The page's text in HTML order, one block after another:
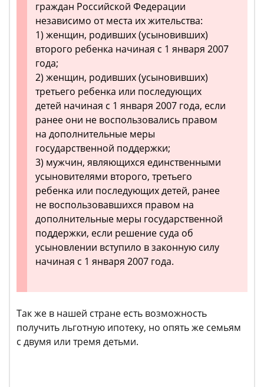
граждан Российской Федерации
независимо от места их жительства:
1) женщин, родивших (усыновивших)
второго ребенка начиная с 1 января 2007
года;
2) женщин, родивших (усыновивших)
третьего ребенка или последующих
детей начиная с 1 января 2007 года, если
ранее они не воспользовались правом
на дополнительные меры
государственной поддержки;
3) мужчин, являющихся единственными
усыновителями второго, третьего
ребенка или последующих детей, ранее
не воспользовавшихся правом на
дополнительные меры государственной
поддержки, если решение суда об
усыновлении вступило в законную силу
начиная с 1 января 2007 года.
Так же в нашей стране есть возможность
получить льготную ипотеку, но опять же семьям
с двумя или тремя детьми.